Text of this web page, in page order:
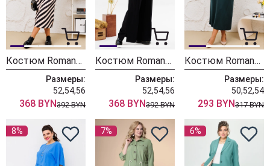
Костюм Romanovich Style 3-2713
Размеры:
52,54,56
368 BYN392 BYN
Костюм Romanovich Style 2-2718
Размеры:
52,54,56
368 BYN392 BYN
Костюм Romanovich Style 2-2605 изумрудный
Размеры:
50,52,54
293 BYN317 BYN
8% 7% 6%